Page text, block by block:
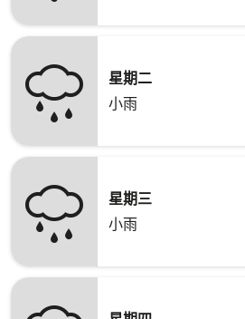
星期二
小雨
星期三
小雨